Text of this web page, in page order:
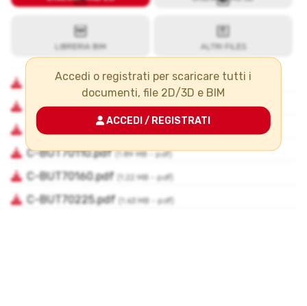
Accedi o registrati per scaricare tutti i
documenti, file 2D/3D e BIM
ACCEDI / REGISTRATI